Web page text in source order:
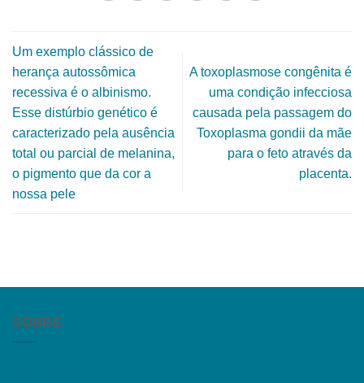
Um exemplo clássico de
herança autossômica
recessiva é o albinismo.
Esse distúrbio genético é
caracterizado pela ausência
total ou parcial de melanina,
o pigmento que da cor a
nossa pele
A toxoplasmose congênita é
uma condição infecciosa
causada pela passagem do
Toxoplasma gondii da mãe
para o feto através da
placenta.
SOBRE